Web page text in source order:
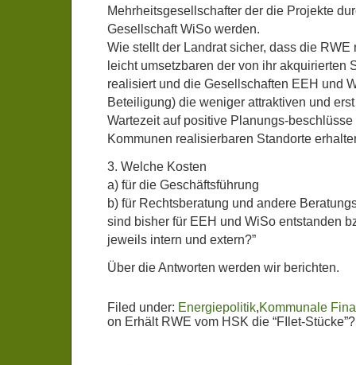
Mehrheitsgesellschafter der die Projekte
Gesellschaft WiSo werden.
Wie stellt der Landrat sicher, dass die RWE
leicht umsetzbaren der von ihr akquirierten
realisiert und die Gesellschaften EEH und
Beteiligung) die weniger attraktiven und
Wartezeit auf positive Planungs-
Kommunen realisierbaren Standorte
3. Welche Kosten
a) für die Geschäftsführung
b) für Rechtsberatung und andere
sind bisher für EEH und WiSo entstanden
jeweils intern und extern?”
Über die Antworten werden wir berichten.
Filed under: Energiepolitik,Kommunale
on Erhält RWE vom HSK die “FIlet-Stücke”?